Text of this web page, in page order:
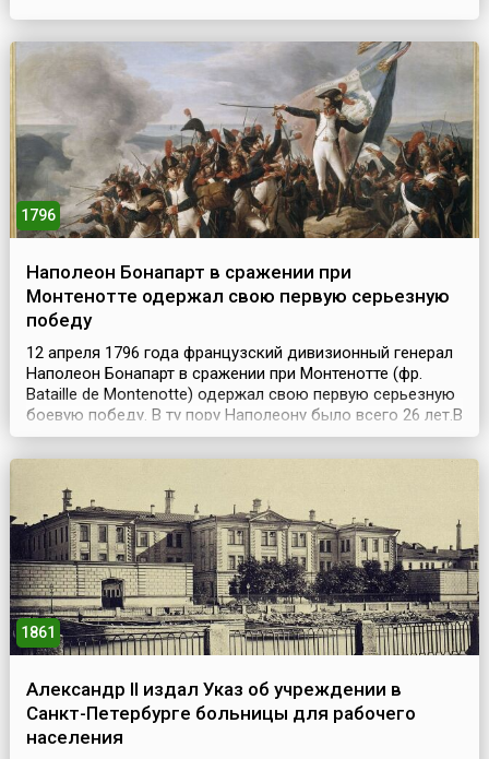
1796
Наполеон Бонапарт в сражении при
Монтенотте одержал свою первую серьезную
победу
12 апреля 1796 года французский дивизионный генерал
Наполеон Бонапарт в сражении при Монтенотте (фр.
Bataille de Montenotte) одержал свою первую серьезную
боевую победу. В ту пору Наполеону было всего 26 лет.В
это время, в ходе Первой итальянской кампании 1792–
1797 годов, Франция вела борьбу с силами
держав. В 1796 году французское командо...
1861
Александр II издал Указ об учреждении в
Санкт-Петербурге больницы для рабочего
населения